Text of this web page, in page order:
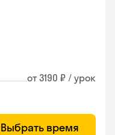
от 3190 ₽ / урок
Выбрать время